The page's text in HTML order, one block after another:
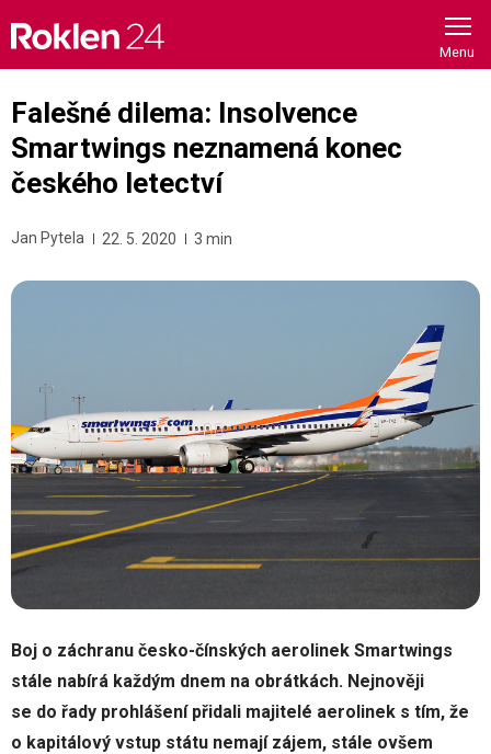
content
Falešné dilema: Insolvence
Smartwings neznamená konec
českého letectví
Jan Pytela 22. 5. 2020 3 min
Boj o záchranu česko-čínských aerolinek Smartwings
stále nabírá každým dnem na obrátkách. Nejnověji
se do řady prohlášení přidali majitelé aerolinek s tím, že
o kapitálový vstup státu nemají zájem, stále ovšem